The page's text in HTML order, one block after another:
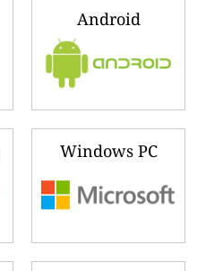
Android
Windows PC